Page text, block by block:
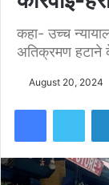
कहा- उच्च
अतिक्रमण हटाने
August 20, 2024